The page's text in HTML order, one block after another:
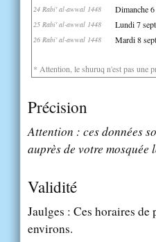
24 Rabi' al-awwal 1448 Dimanche
25 Rabi' al-awwal 1448 Lundi 7
26 Rabi' al-awwal 1448 Mardi 8
* Attention, le shuruq n'est pas une
Précision
Attention : ces données
auprès de votre
Validité
Jaulges : Ces horaires
environs.